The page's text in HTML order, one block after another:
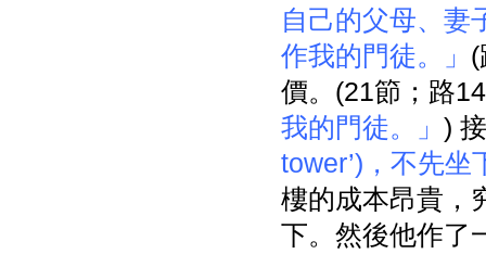
自己的父母、妻
作我的門徒。」
價。(21節；路
我的門徒。」 )
tower’)，不先
樓的成本昂貴，
下。然後他作了